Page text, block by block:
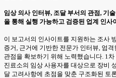
임상 의사 인터뷰, 조달 부서의 관점, 기
을 통해 실행 가능하고 검증된 업계 인사
이 보고서의 인사이트를 지원하는 조사
증거, 근거에 기반한 전문가 인터뷰, 엄
관점을 확보하기 위해 노력했습니다. 1
진료소의 임상 사용자를 대상으로 장비
달 고려사항에 초점을 맞춘 구조화된 토